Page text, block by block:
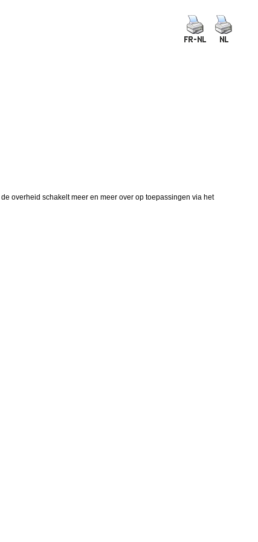
overheid schakelt meer en meer over op toepassingen via het